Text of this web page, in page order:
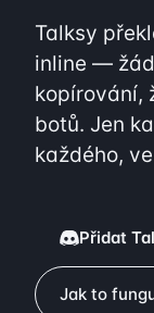
Talksy
inline —
kopírování,
botů. Jen
každého,
Přidat
Jak to